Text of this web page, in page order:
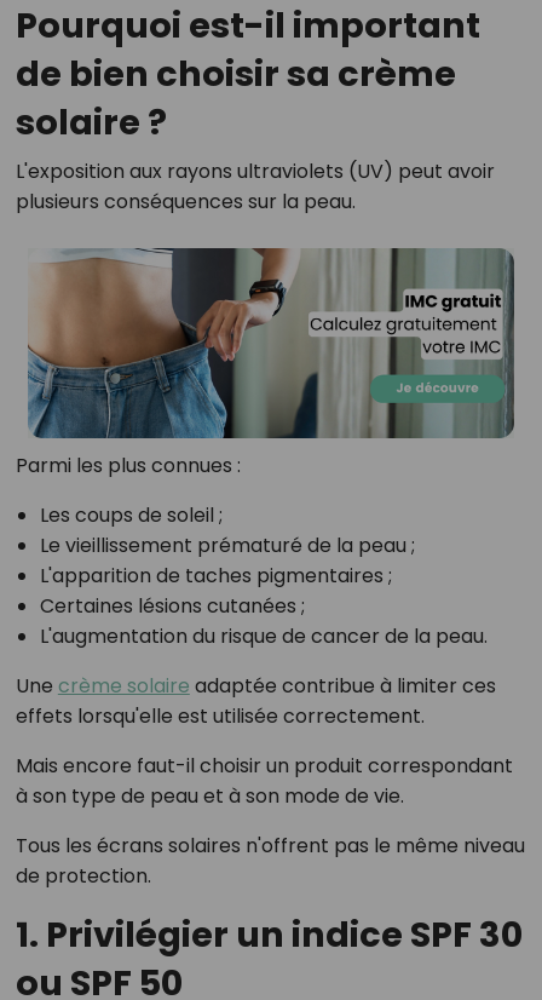
Pourquoi est-il important
de bien choisir sa crème
solaire ?
L'exposition aux rayons ultraviolets (UV) peut avoir
plusieurs conséquences sur la peau.
Parmi les plus connues :
Les coups de soleil ;
Le vieillissement prématuré de la peau ;
L'apparition de taches pigmentaires ;
Certaines lésions cutanées ;
L'augmentation du risque de cancer de la peau.
Une crème solaire adaptée contribue à limiter ces
effets lorsqu'elle est utilisée correctement.
Mais encore faut-il choisir un produit correspondant
à son type de peau et à son mode de vie.
Tous les écrans solaires n'offrent pas le même niveau
de protection.
1. Privilégier un indice SPF 30
ou SPF 50